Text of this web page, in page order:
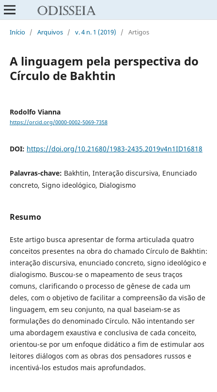
Início / Arquivos / v. 4 n. 1 (2019) / Artigos
A linguagem pela perspectiva do
Círculo de Bakhtin
Rodolfo Vianna
https://orcid.org/0000-0002-5069-7358
DOI: https://doi.org/10.21680/1983-2435.2019v4n1ID16818
Palavras-chave: Bakhtin, Interação discursiva, Enunciado
concreto, Signo ideológico, Dialogismo
Resumo
Este artigo busca apresentar de forma articulada quatro
conceitos presentes na obra do chamado Círculo de Bakhtin:
interação discursiva, enunciado concreto, signo ideológico e
dialogismo. Buscou-se o mapeamento de seus traços
comuns, clarificando o processo de gênese de cada um
deles, com o objetivo de facilitar a compreensão da visão de
linguagem, em seu conjunto, na qual baseiam-se as
formulações do denominado Círculo. Não intentando ser
uma abordagem exaustiva e conclusiva de cada conceito,
orientou-se por um enfoque didático a fim de estimular aos
leitores diálogos com as obras dos pensadores russos e
incentivá-los estudos mais aprofundados.